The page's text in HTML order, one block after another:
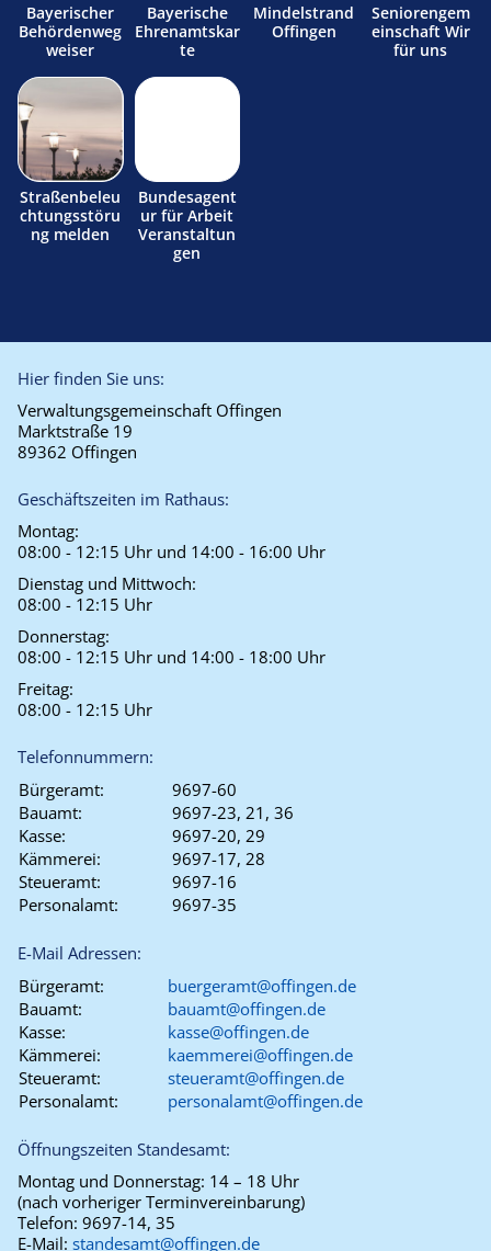
Bayerischer
Behördenweg
weiser
Bayerische
Ehrenamtskar
te
Mindelstrand
Offingen
Seniorengem
einschaft Wir
für uns
Straßenbeleu
chtungsstöru
ng melden
Bundesagent
ur für Arbeit
Veranstaltun
gen
Hier finden Sie uns:
Verwaltungsgemeinschaft Offingen
Marktstraße 19
89362 Offingen
Geschäftszeiten im Rathaus:
Montag:
08:00 - 12:15 Uhr und 14:00 - 16:00 Uhr
Dienstag und Mittwoch:
08:00 - 12:15 Uhr
Donnerstag:
08:00 - 12:15 Uhr und 14:00 - 18:00 Uhr
Freitag:
08:00 - 12:15 Uhr
Telefonnummern:
Bürgeramt:
9697-60
Bauamt:
9697-23, 21, 36
Kasse:
9697-20, 29
Kämmerei:
9697-17, 28
Steueramt:
9697-16
Personalamt:
9697-35
E-Mail Adressen:
Bürgeramt:
buergeramt@offingen.de
Bauamt:
bauamt@offingen.de
Kasse:
kasse@offingen.de
Kämmerei:
kaemmerei@offingen.de
Steueramt:
steueramt@offingen.de
Personalamt:
personalamt@offingen.de
Öffnungszeiten Standesamt:
Montag und Donnerstag: 14 – 18 Uhr
(nach vorheriger Terminvereinbarung)
Telefon: 9697-14, 35
E-Mail: standesamt@offingen.de